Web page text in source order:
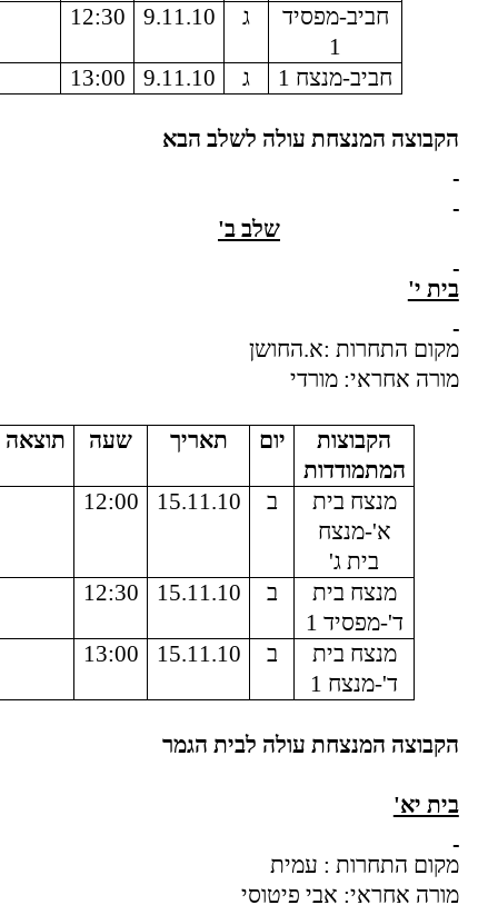
חביב-מפסיד
1
ג 9.11.10
12:30
חביב-מנצח 1 ג 9.11.10
13:00
הקבוצה המנצחת עולה לשלב הבא
שלב ב'
בית י'
מקום התחרות :א.החושן
מורה אחראי: מורדי
הקבוצות
המתמודדות
יום תאריך שעה תוצאה
מנצח בית
א'-מנצח
בית ג'
ב 15.11.10
12:00
מנצח בית
ד'-מפסיד 1
ב 15.11.10
12:30
מנצח בית
ד'-מנצח 1
ב 15.11.10
13:00
הקבוצה המנצחת עולה לבית הגמר
בית יא'
מקום התחרות : עמית
מורה אחראי: אבי פיטוסי